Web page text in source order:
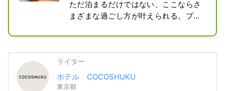
ただ泊まるだけではない、ここならさ
まざまな過ごし方が叶えられる。プラ
使って手料理を。ときには仕事でこも
ったり、ゆっくり本を読んだり。クリ
エイティブな文化が芽吹く周辺界隈や
隅田川を散策するのもおすすめです。
どうぞ気ままにお過ごしください。
ライター
ホテル COCOSHUKU
東京都